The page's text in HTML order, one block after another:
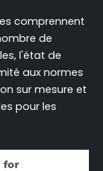
comprennent
de
l'état de
aux normes
sur mesure et
pour les